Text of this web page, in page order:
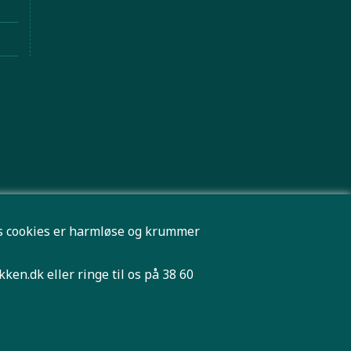
er harmløse og krummer
eller ringe til os på 38 60